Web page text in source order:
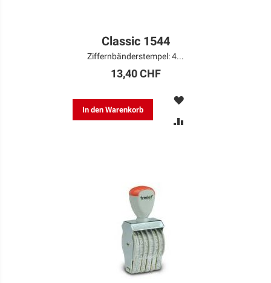
Classic 1544
Ziffernbänderstempel: 4...
13,40 CHF
In den Warenkorb
MERKEN